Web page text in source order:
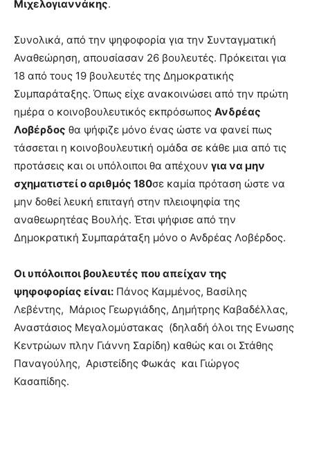
Μιχελογιαννάκης.
Συνολικά, από την ψηφοφορία για την Συνταγματική
Αναθεώρηση, απουσίασαν 26 βουλευτές. Πρόκειται για
18 από τους 19 βουλευτές της Δημοκρατικής
Συμπαράταξης. Όπως είχε ανακοινώσει από την πρώτη
ημέρα ο κοινοβουλευτικός εκπρόσωπος Ανδρέας
Λοβέρδος θα ψήφιζε μόνο ένας ώστε να φανεί πως
τάσσεται η κοινοβουλευτική ομάδα σε κάθε μια από τις
προτάσεις και οι υπόλοιποι θα απέχουν για να μην
σχηματιστεί ο αριθμός 180σε καμία πρόταση ώστε να
μην δοθεί λευκή επιταγή στην πλειοψηφία της
αναθεωρητέας Βουλής. Έτσι ψήφισε από την
Δημοκρατική Συμπαράταξη μόνο ο Ανδρέας Λοβέρδος.
Οι υπόλοιποι βουλευτές που απείχαν της
ψηφοφορίας είναι: Πάνος Καμμένος, Βασίλης
Λεβέντης, Μάριος Γεωργιάδης, Δημήτρης Καβαδέλλας,
Αναστάσιος Μεγαλομύστακας (δηλαδή όλοι της Ενωσης
Κεντρώων πλην Γιάννη Σαρίδη) καθώς και οι Στάθης
Παναγούλης, Αριστείδης Φωκάς και Γιώργος
Κασαπίδης.